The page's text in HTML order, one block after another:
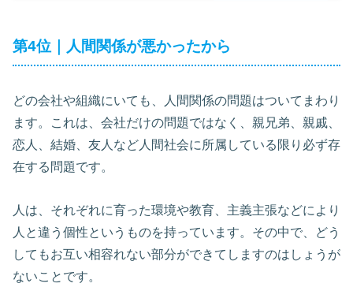
第4位｜人間関係が悪かったから
どの会社や組織にいても、人間関係の問題はついてまわり
ます。これは、会社だけの問題ではなく、親兄弟、親戚、
恋人、結婚、友人など人間社会に所属している限り必ず存
在する問題です。
人は、それぞれに育った環境や教育、主義主張などにより
人と違う個性というものを持っています。その中で、どう
してもお互い相容れない部分ができてしますのはしょうが
ないことです。